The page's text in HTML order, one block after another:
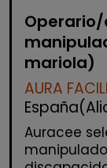
mariola)
AURA
Auracee